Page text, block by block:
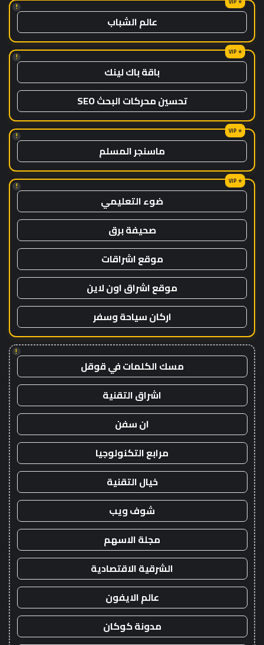
!
عالم الشباب
!
باقة باك لينك
تحسين محركات البحث SEO
!
ماسنجر المسلم
!
ضوء التعليمي
صحيفة برق
موقع اشراقات
موقع اشراق اون لاين
اركان سياحة وسفر
!
مسك الكلمات في قوقل
اشراق التقنية
ان سفن
مرابع التكنولوجيا
خيال التقنية
شوف ويب
مجلة الاسهم
الشرقية الاقتصادية
عالم الايفون
مدونة كوكان